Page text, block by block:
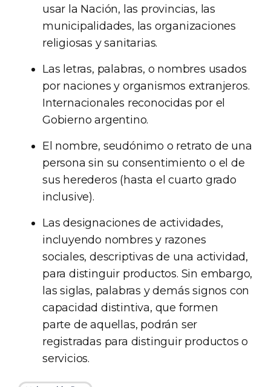
usar la Nación, las provincias, las
municipalidades, las organizaciones
religiosas y sanitarias.
Las letras, palabras, o nombres usados
por naciones y organismos extranjeros.
Internacionales reconocidas por el
Gobierno argentino.
El nombre, seudónimo o retrato de una
persona sin su consentimiento o el de
sus herederos (hasta el cuarto grado
inclusive).
Las designaciones de actividades,
incluyendo nombres y razones
sociales, descriptivas de una actividad,
para distinguir productos. Sin embargo,
las siglas, palabras y demás signos con
capacidad distintiva, que formen
parte de aquellas, podrán ser
registradas para distinguir productos o
servicios.